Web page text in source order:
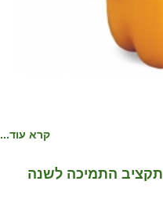
קרא עוד...
משרד החקלאות פרסם נוהל התמיכה בחקלאים לשנים 2018-2021 תקציב התמיכה לשנה